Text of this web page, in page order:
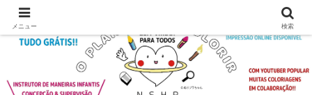
メニュー 検索